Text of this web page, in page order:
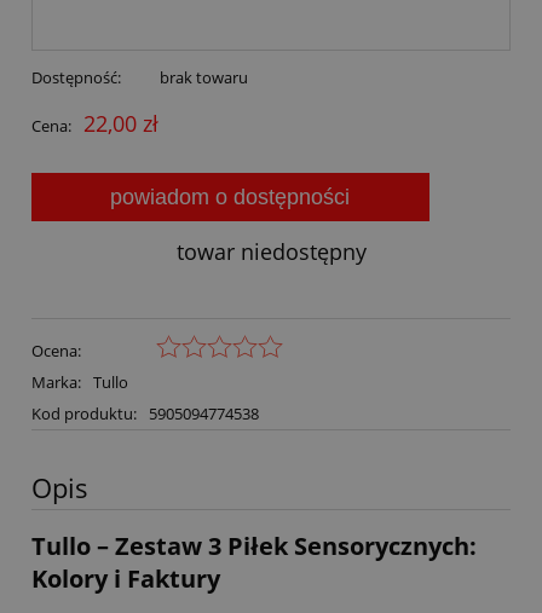
Dostępność: brak towaru
Cena: 22,00 zł
powiadom o dostępności
towar niedostępny
Ocena:
Marka: Tullo
Kod produktu:
5905094774538
Opis
Tullo – Zestaw 3 Piłek Sensorycznych:
Kolory i Faktury